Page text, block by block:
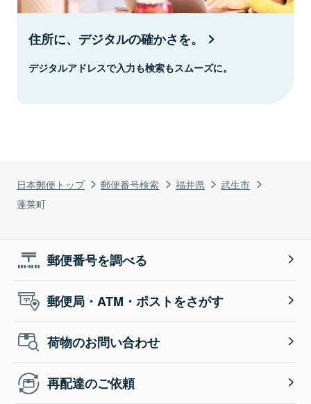
日本郵便トップ 郵便番号検索 福井県
武生市
蓬莱町
住所に、デジタルの確かさを。
デジタルアドレスで入力も検索もスムーズに。
郵便番号を調べる
郵便局・ATM・ポストをさがす
荷物のお問い合わせ
再配達のご依頼